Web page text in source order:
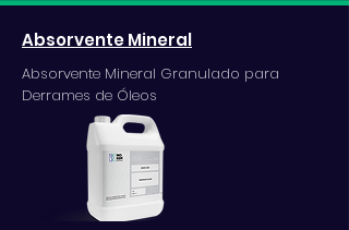
Absorvente Mineral
Absorvente Mineral Granulado para
Derrames de Óleos